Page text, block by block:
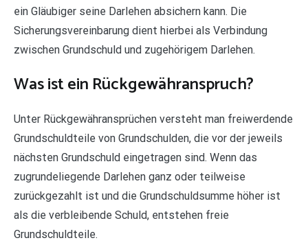
ein Gläubiger seine Darlehen absichern kann. Die
Sicherungsvereinbarung dient hierbei als Verbindung
zwischen Grundschuld und zugehörigem Darlehen.
Was ist ein Rückgewähranspruch?
Unter Rückgewähransprüchen versteht man freiwerdende
Grundschuldteile von Grundschulden, die vor der jeweils
nächsten Grundschuld eingetragen sind. Wenn das
zugrundeliegende Darlehen ganz oder teilweise
zurückgezahlt ist und die Grundschuldsumme höher ist
als die verbleibende Schuld, entstehen freie
Grundschuldteile.